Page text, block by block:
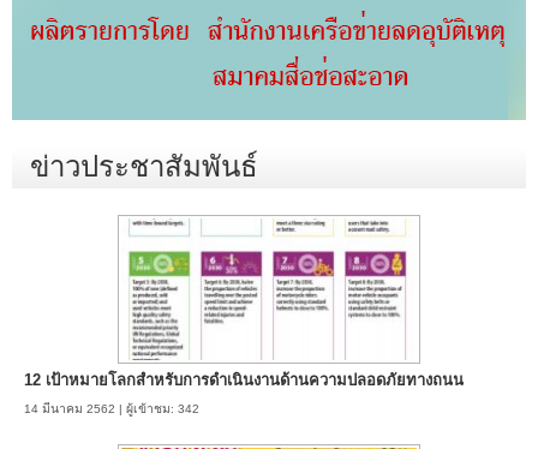
ข่าวประชาสัมพันธ์
12 เป้าหมายโลกสำหรับการดำเนินงานด้านความปลอดภัยทางถนน
14 มีนาคม 2562 | ผู้เข้าชม: 342